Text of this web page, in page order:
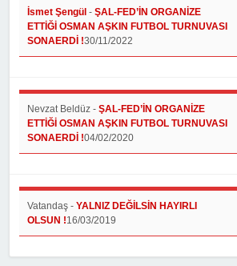
İsmet Şengül - ŞAL-FED’İN ORGANİZE
ETTİĞİ OSMAN AŞKIN FUTBOL TURNUVASI
SONAERDİ !30/11/2022
Nevzat Beldüz - ŞAL-FED’İN ORGANİZE
ETTİĞİ OSMAN AŞKIN FUTBOL TURNUVASI
SONAERDİ !04/02/2020
Vatandaş - YALNIZ DEĞİLSİN HAYIRLI
OLSUN !16/03/2019